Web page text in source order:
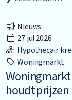
Nieuws
27 jul 2026
Hypothecair
Woningmarkt
houdt prijzen